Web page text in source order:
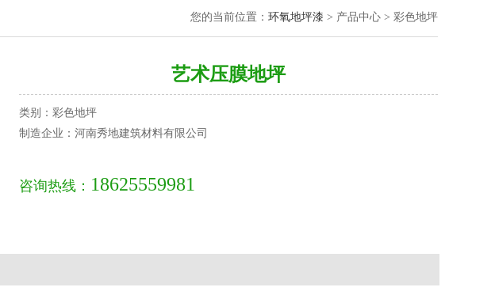
您的当前位置： 环氧地坪漆 > 产品中心 > 彩色地坪
艺术压膜地坪
类别：彩色地坪
制造企业：河南秀地建筑材料有限公司
咨询热线： 18625559981